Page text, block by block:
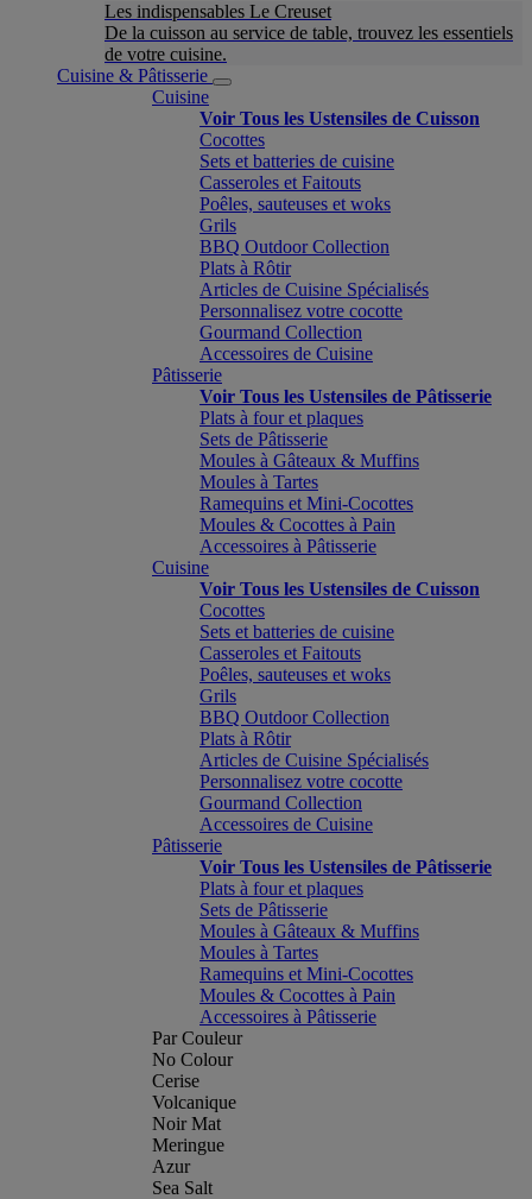
Les indispensables Le Creuset
De la cuisson au service de table, trouvez les essentiels
de votre cuisine.
Cuisine & Pâtisserie
Cuisine
Voir Tous les Ustensiles de Cuisson
Cocottes
Sets et batteries de cuisine
Casseroles et Faitouts
Poêles, sauteuses et woks
Grils
BBQ Outdoor Collection
Plats à Rôtir
Articles de Cuisine Spécialisés
Personnalisez votre cocotte
Gourmand Collection
Accessoires de Cuisine
Pâtisserie
Voir Tous les Ustensiles de Pâtisserie
Plats à four et plaques
Sets de Pâtisserie
Moules à Gâteaux & Muffins
Moules à Tartes
Ramequins et Mini-Cocottes
Moules & Cocottes à Pain
Accessoires à Pâtisserie
Cuisine
Voir Tous les Ustensiles de Cuisson
Cocottes
Sets et batteries de cuisine
Casseroles et Faitouts
Poêles, sauteuses et woks
Grils
BBQ Outdoor Collection
Plats à Rôtir
Articles de Cuisine Spécialisés
Personnalisez votre cocotte
Gourmand Collection
Accessoires de Cuisine
Pâtisserie
Voir Tous les Ustensiles de Pâtisserie
Plats à four et plaques
Sets de Pâtisserie
Moules à Gâteaux & Muffins
Moules à Tartes
Ramequins et Mini-Cocottes
Moules & Cocottes à Pain
Accessoires à Pâtisserie
Par Couleur
No Colour
Cerise
Volcanique
Noir Mat
Meringue
Azur
Sea Salt